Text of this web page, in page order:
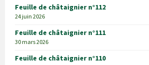
Feuille de châtaignier n°112
24 juin 2026
Feuille de châtaignier n°111
30 mars 2026
Feuille de châtaignier n°110